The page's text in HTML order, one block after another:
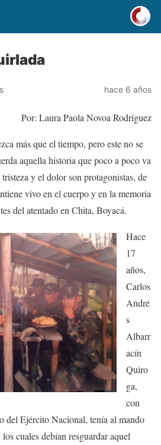
hace 6 años
Por: Laura Paola Novoa Rodríguez
más que el tiempo, pero este no se
aquella historia que poco a poco va
y el dolor son protagonistas, de
vivo en el cuerpo y en la memoria
del atentado en Chita, Boyacá.
Hace
17
años,
Carlos
André
s
Albarr
acín
Quiro
ga,
con
del Ejército Nacional, tenía al mando
cuales debían resguardar aquel